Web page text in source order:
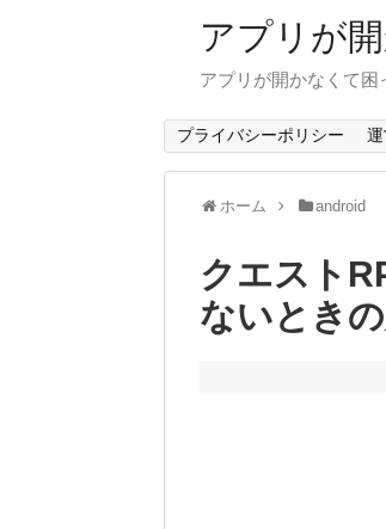
アプリが
アプリが開かなくて困
プライバシーポリシー
ホーム android
クエスト
ないとき